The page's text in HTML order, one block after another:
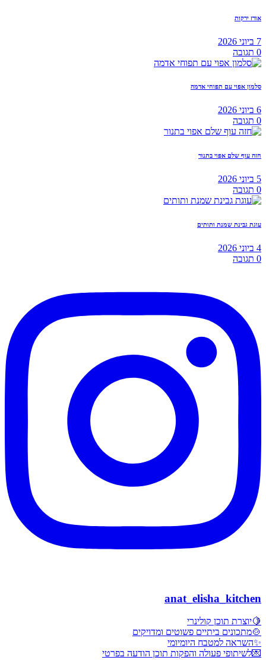
אורז ירקות
7 ביוני 2026
0 תגובה
סלמון אפוי עם תפוחי אדמה
6 ביוני 2026
0 תגובה
חזה עוף שלם אפוי בתנור
5 ביוני 2026
0 תגובה
עוגת גבינת שמנת ותותים
4 ביוני 2026
0 תגובה
anat_elisha_kitchen
🍋יוצרת תוכן קולינרי
🍲מתכונים ביתיים פשוטים ומדויקים
✨השראה למטבח היומיומי
💌לשיתופי פעולה והפקות תוכן הודעה בפרטי